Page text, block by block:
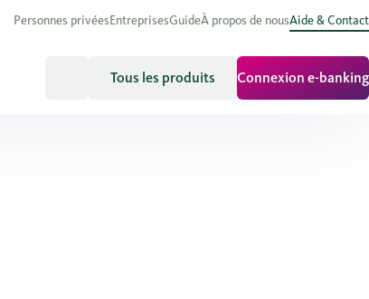
Personnes privéesEntreprisesGuideÀ propos de nousAide & Contact
Tous les produits Connexion e-banking